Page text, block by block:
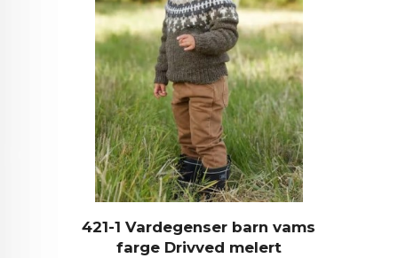
421-1 Vardegenser barn vams
farge Drivved melert